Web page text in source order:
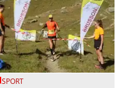
SPORT